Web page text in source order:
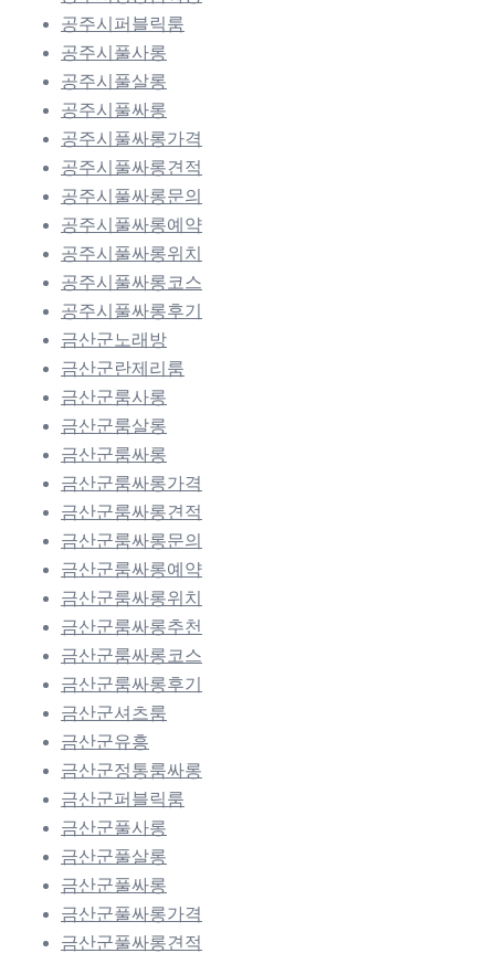
공주시퍼블릭룸
공주시풀사롱
공주시풀살롱
공주시풀싸롱
공주시풀싸롱가격
공주시풀싸롱견적
공주시풀싸롱문의
공주시풀싸롱예약
공주시풀싸롱위치
공주시풀싸롱코스
공주시풀싸롱후기
금산군노래방
금산군란제리룸
금산군룸사롱
금산군룸살롱
금산군룸싸롱
금산군룸싸롱가격
금산군룸싸롱견적
금산군룸싸롱문의
금산군룸싸롱예약
금산군룸싸롱위치
금산군룸싸롱추천
금산군룸싸롱코스
금산군룸싸롱후기
금산군셔츠룸
금산군유흥
금산군정통룸싸롱
금산군퍼블릭룸
금산군풀사롱
금산군풀살롱
금산군풀싸롱
금산군풀싸롱가격
금산군풀싸롱견적